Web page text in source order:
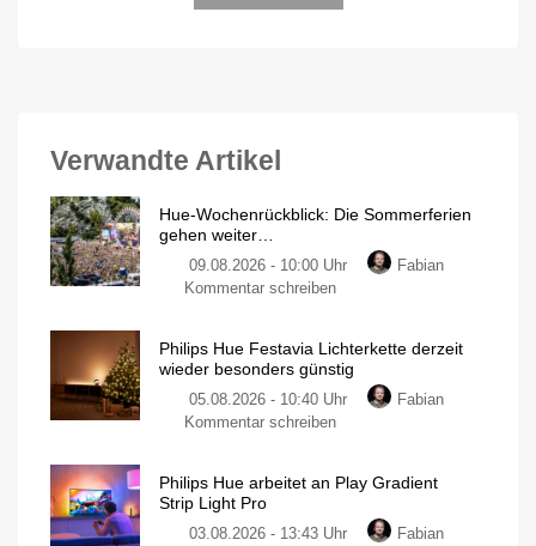
Verwandte Artikel
Hue-Wochenrückblick: Die Sommerferien
gehen weiter…
09.08.2026 - 10:00 Uhr
Fabian
Kommentar schreiben
Philips Hue Festavia Lichterkette derzeit
wieder besonders günstig
05.08.2026 - 10:40 Uhr
Fabian
Kommentar schreiben
Philips Hue arbeitet an Play Gradient
Strip Light Pro
03.08.2026 - 13:43 Uhr
Fabian